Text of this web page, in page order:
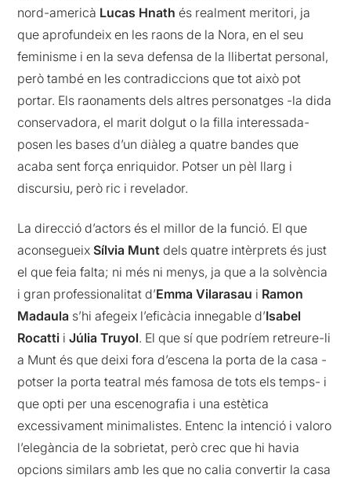
nord-americà Lucas Hnath és realment meritori, ja
que aprofundeix en les raons de la Nora, en el seu
feminisme i en la seva defensa de la llibertat personal,
però també en les contradiccions que tot això pot
portar. Els raonaments dels altres personatges -la dida
conservadora, el marit dolgut o la filla interessada-
posen les bases d’un diàleg a quatre bandes que
acaba sent força enriquidor. Potser un pèl llarg i
discursiu, però ric i revelador.
La direcció d’actors és el millor de la funció. El que
aconsegueixSílvia Munt dels quatre intèrprets és just
el que feia falta; ni més ni menys, ja que a la solvència
i gran professionalitat d’Emma Vilarasau i Ramon
Madaula s’hi afegeix l’eficàcia innegable d’Isabel
Rocatti iJúlia Truyol. El que sí que podríem retreure-li
a Munt és que deixi fora d’escena la porta de la casa -
potser la porta teatral més famosa de tots els temps- i
que opti per una escenografia i una estètica
excessivament minimalistes. Entenc la intenció i valoro
l’elegància de la sobrietat, però crec que hi havia
opcions similars amb les que no calia convertir la casa